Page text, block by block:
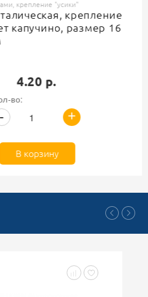
"усики"
крепление
размер 16
4.20 р.
В корзину